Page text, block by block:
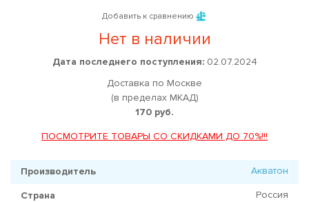
Добавить к сравнению
Нет в наличии
Дата последнего поступления:02.07.2024
Доставка по Москве
(в пределах МКАД)
170 руб.
ПОСМОТРИТЕ ТОВАРЫ СО СКИДКАМИ ДО 70%!!!
Производитель Акватон
Страна Россия